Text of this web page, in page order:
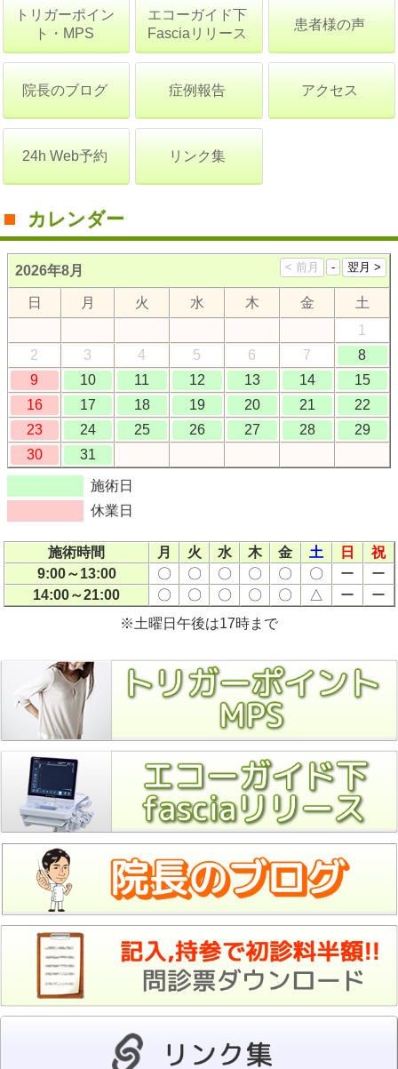
トリガーポイン
ト・MPS
エコーガイド下
Fasciaリリース
患者様の声
院長のブログ 症例報告 アクセス
24h Web予約 リンク集
カレンダー
2026年8月
日 月 火 水 木 金
土
1
2
3 4 5 6 7
8
9
10 11 12 13 14
15
16
17 18 19 20 21
22
23
24 25 26 27 28
29
30
31
施術日
休業日
施術時間 月 火 水 木 金 土 日
祝
9:00～13:00
〇 〇 〇 〇 〇 〇 ー
ー
14:00～21:00
〇 〇 〇 〇 〇 △ ー
ー
※土曜日午後は17時まで